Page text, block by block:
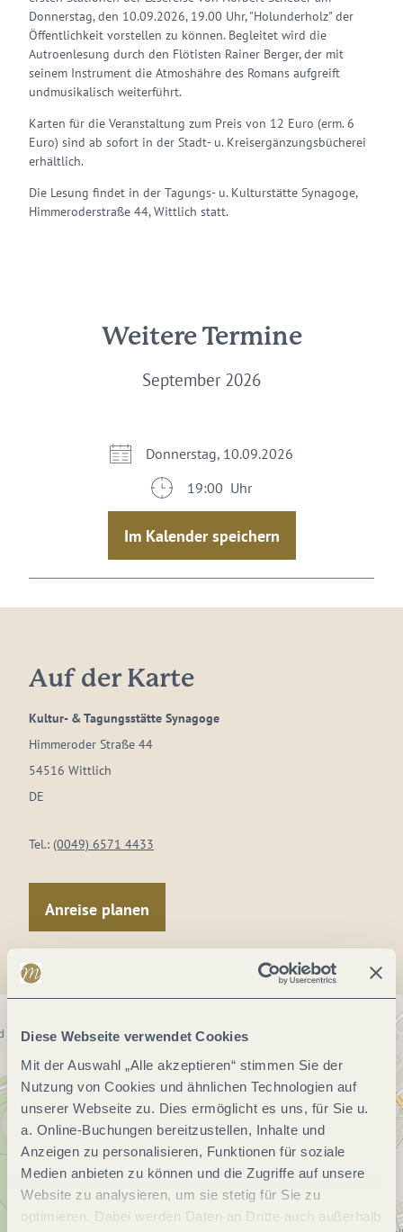
Diese Webseite verwendet Cookies
Mit der Auswahl „Alle akzeptieren“ stimmen Sie der
Nutzung von Cookies und ähnlichen Technologien auf
unserer Webseite zu. Dies ermöglicht es uns, für Sie u.
a. Online-Buchungen bereitzustellen, Inhalte und
Anzeigen zu personalisieren, Funktionen für soziale
Medien anbieten zu können und die Zugriffe auf unsere
Website zu analysieren, um sie stetig für Sie zu
optimieren. Dabei werden Daten an Dritte auch außerhalb
Donnerstag, den 10.09.2026, 19.00 Uhr, "Holunderholz" der
Öffentlichkeit vorstellen zu können. Begleitet wird die
Autroenlesung durch den Flötisten Rainer Berger, der mit
seinem Instrument die Atmoshähre des Romans aufgreift
undmusikalisch weiterführt.
Karten für die Veranstaltung zum Preis von 12 Euro (erm. 6
Euro) sind ab sofort in der Stadt- u. Kreisergänzungsbücherei
erhältlich.
Die Lesung findet in der Tagungs- u. Kulturstätte Synagoge,
Himmeroderstraße 44, Wittlich statt.
Weitere Termine
September 2026
Donnerstag, 10.09.2026
19:00 Uhr
Im Kalender speichern
Auf der Karte
Kultur- & Tagungsstätte Synagoge
Himmeroder Straße 44
54516 Wittlich
DE
Tel.: (0049) 6571 4433
Anreise planen